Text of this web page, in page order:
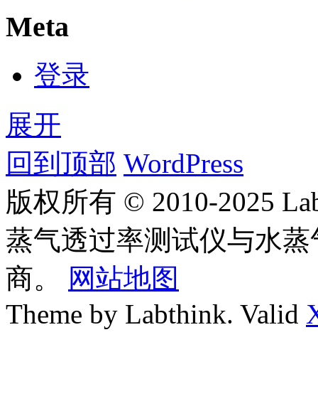
Meta
登录
展开
回到顶部 WordPress
版权所有 © 2010-2025
蒸气透过率测试仪与水
商。
网站地图
Theme by Labthink. Valid